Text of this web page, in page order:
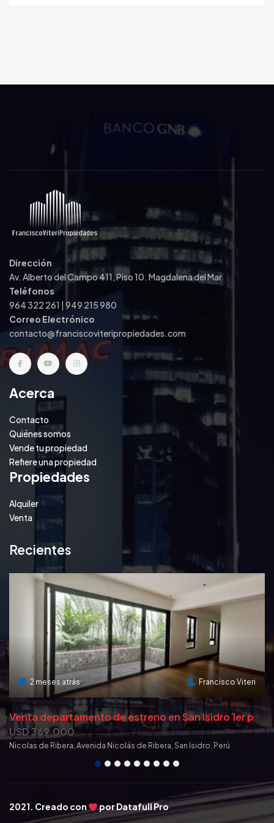
Dirección
Av. Alberto del Campo 411, Piso 10. Magdalena del Mar
Teléfonos
964 322 261 | 949 215 980
Correo Electrónico
contacto@franciscoviteripropiedades.com
Acerca
Contacto
Quiénes somos
Vende tu propiedad
Refiere una propiedad
Propiedades
Alquiler
Venta
Recientes
super ubicación! con estacionamientos
Francisco Viteri
2 meses atrás
V
enta departamento de estreno en San Isidro 1er piso
USD 369,000
Nicolas de Ribera, Avenida Nicolás de Ribera, San Isidro, Perú
2021. Creado con porDatafull Pro